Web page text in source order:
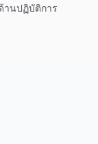
านปฏิบัติการ